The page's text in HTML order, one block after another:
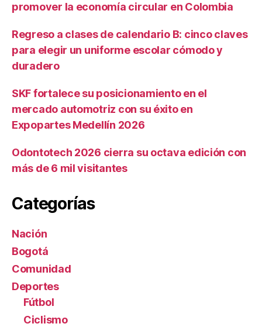
promover la economía circular en Colombia
Regreso a clases de calendario B: cinco claves
para elegir un uniforme escolar cómodo y
duradero
SKF fortalece su posicionamiento en el
mercado automotriz con su éxito en
Expopartes Medellín 2026
Odontotech 2026 cierra su octava edición con
más de 6 mil visitantes
Categorías
Nación
Bogotá
Comunidad
Deportes
Fútbol
Ciclismo